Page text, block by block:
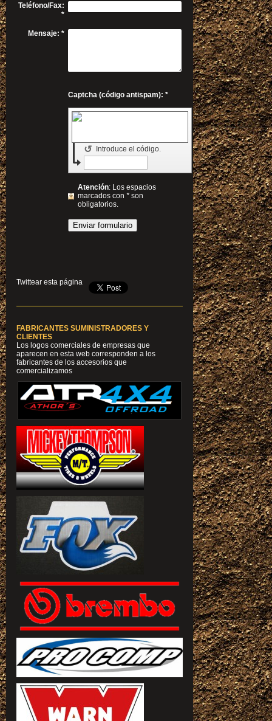
Teléfono/Fax:
*
Mensaje: *
Captcha (código antispam): *
Introduce el código.
↺
Atención: Los espacios
marcados con *son
obligatorios.
Twittear esta página
FABRICANTES SUMINISTRADORES Y
CLIENTES
Los logos comerciales de empresas que
aparecen en esta web corresponden a los
fabricantes de los accesorios que
comercializamos